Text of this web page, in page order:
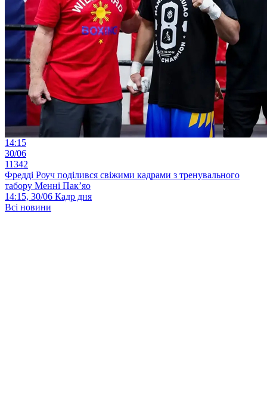
14:15
30/06
11342
Фредді Роуч поділився свіжими кадрами з тренувального
табору Менні Пак’яо
14:15, 30/06 Кадр дня
Всі новини